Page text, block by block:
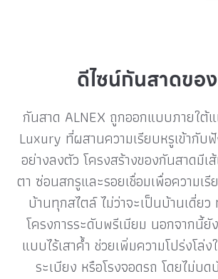
ดีไซน์กันสาดของ
กันสาด ALNEX ถูกออกแบบภายใต้
Luxury ที่ผสานความเรียบหรูเข้ากับ
อย่างลงตัว โครงสร้างของกันสาดมีเ
ตา ซ่อนสกรูและรอยเชื่อมเพื่อความเ
บ้านทุกสไตล์ ไม่ว่าจะเป็นบ้านเดี่ยว
โครงการระดับพรีเมียม นอกจากนี้ยั
แบบไร้เสาค้ำ ช่วยเพิ่มความโปร่งโล่
ระเบียง หรือโรงจอดรถ โดยไม่บ